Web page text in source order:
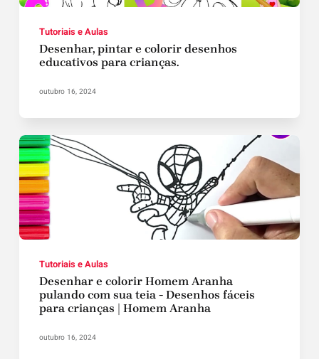
Tutoriais e Aulas
Desenhar, pintar e colorir desenhos
educativos para crianças.
outubro 16, 2024
Tutoriais e Aulas
Desenhar e colorir Homem Aranha
pulando com sua teia - Desenhos fáceis
para crianças | Homem Aranha
outubro 16, 2024